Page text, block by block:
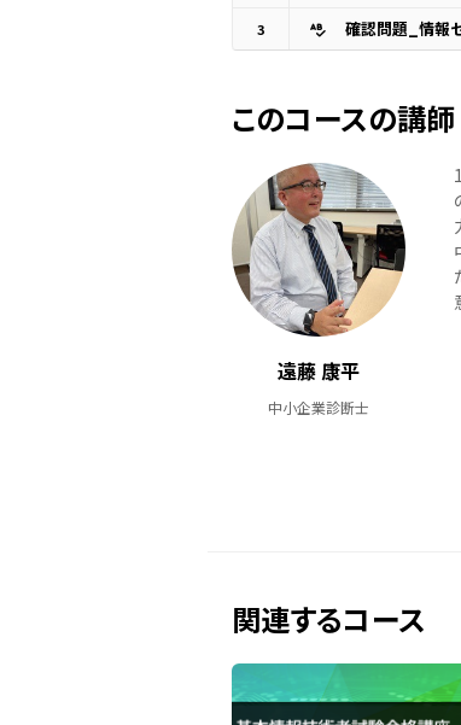
3 確認問題_情報
このコースの講師
遠藤 康平
中小企業診断士
関連するコース